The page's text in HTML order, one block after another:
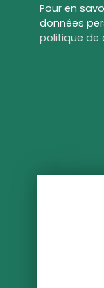
Pour en
données
politique de